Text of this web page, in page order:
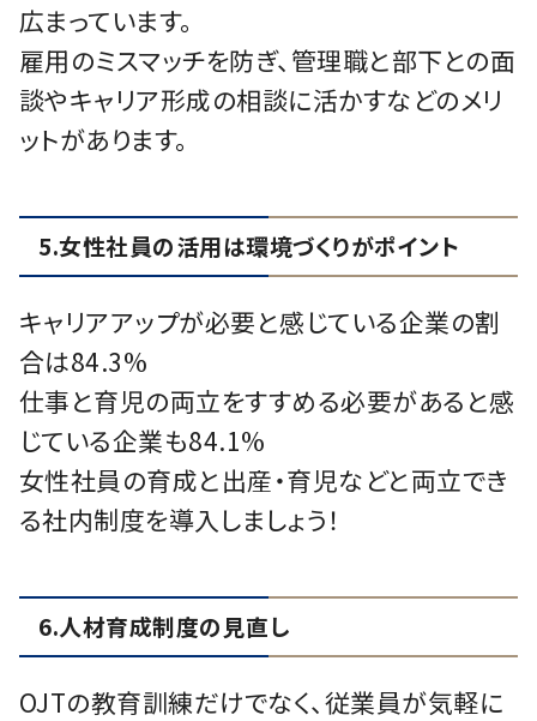
広まっています。
雇用のミスマッチを防ぎ、管理職と部下との面
談やキャリア形成の相談に活かすなどのメリ
ットがあります。
5.女性社員の活用は環境づくりがポイント
キャリアアップが必要と感じている企業の割
合は84.3%
仕事と育児の両立をすすめる必要があると感
じている企業も84.1%
女性社員の育成と出産・育児などと両立でき
る社内制度を導入しましょう！
6.人材育成制度の見直し
OJTの教育訓練だけでなく、従業員が気軽に